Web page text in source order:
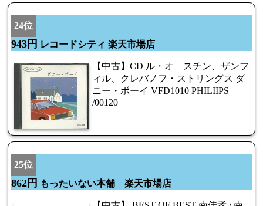
24位
943円 レコードシティ 楽天市場店
【中古】CD ル・オ―スチン、ザンフ
ィル、クレバノフ・ストリングス ダ
ニー・ボーイ VFD1010 PHILIIPS
/00120
25位
862円 もったいない本舗 楽天市場店